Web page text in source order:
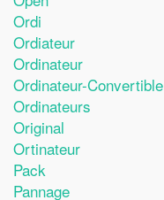
Ordi
Ordiateur
Ordinateur
Ordinateur-Convertible
Ordinateurs
Original
Ortinateur
Pack
Pannage